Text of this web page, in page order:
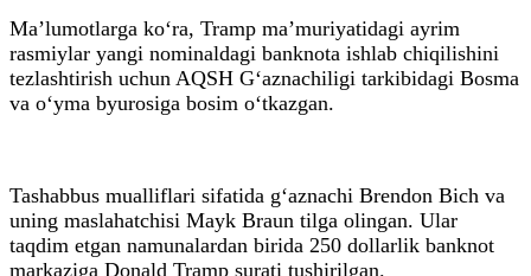
Ma’lumotlarga ko‘ra, Tramp ma’muriyatidagi ayrim
rasmiylar yangi nominaldagi banknota ishlab chiqilishini
tezlashtirish uchun AQSH G‘aznachiligi tarkibidagi Bosma
va o‘yma byurosiga bosim o‘tkazgan.
Tashabbus mualliflari sifatida g‘aznachi Brendon Bich va
uning maslahatchisi Mayk Braun tilga olingan. Ular
taqdim etgan namunalardan birida 250 dollarlik banknot
markaziga Donald Tramp surati tushirilgan.